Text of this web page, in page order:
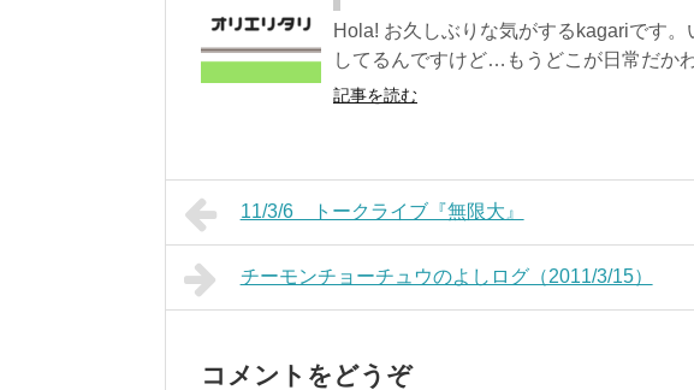
Hola! お久しぶりな気がするkagariです
してるんですけど…もうどこが日常だか
記事を読む
11/3/6 トークライブ『無限大』
チーモンチョーチュウのよしログ（2011/3/15）
コメントをどうぞ